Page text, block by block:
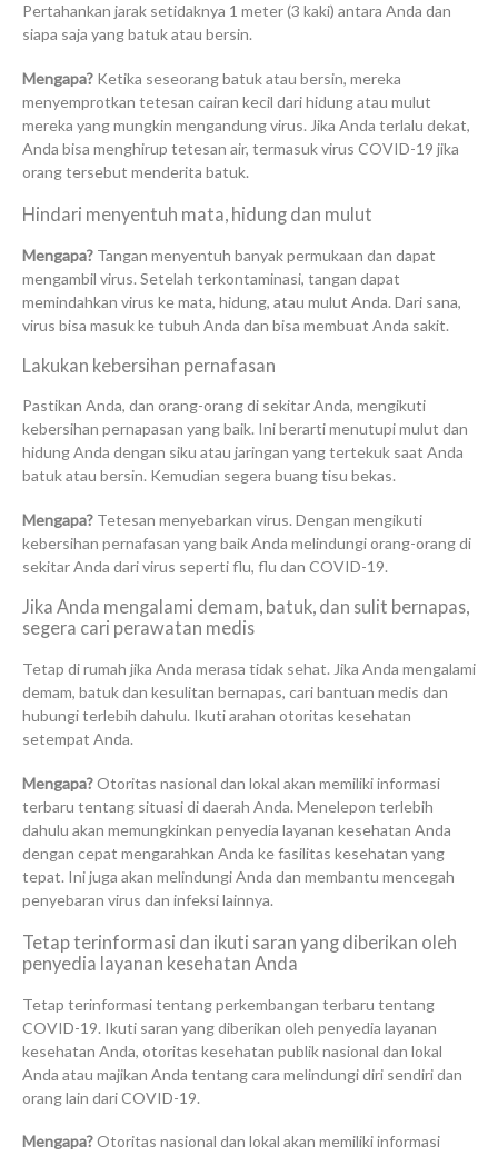
Pertahankan jarak setidaknya 1 meter (3 kaki) antara Anda dan
siapa saja yang batuk atau bersin.
Mengapa? Ketika seseorang batuk atau bersin, mereka
menyemprotkan tetesan cairan kecil dari hidung atau mulut
mereka yang mungkin mengandung virus. Jika Anda terlalu dekat,
Anda bisa menghirup tetesan air, termasuk virus COVID-19 jika
orang tersebut menderita batuk.
Hindari menyentuh mata, hidung dan mulut
Mengapa? Tangan menyentuh banyak permukaan dan dapat
mengambil virus. Setelah terkontaminasi, tangan dapat
memindahkan virus ke mata, hidung, atau mulut Anda. Dari sana,
virus bisa masuk ke tubuh Anda dan bisa membuat Anda sakit.
Lakukan kebersihan pernafasan
Pastikan Anda, dan orang-orang di sekitar Anda, mengikuti
kebersihan pernapasan yang baik. Ini berarti menutupi mulut dan
hidung Anda dengan siku atau jaringan yang tertekuk saat Anda
batuk atau bersin. Kemudian segera buang tisu bekas.
Mengapa? Tetesan menyebarkan virus. Dengan mengikuti
kebersihan pernafasan yang baik Anda melindungi orang-orang di
sekitar Anda dari virus seperti flu, flu dan COVID-19.
Jika Anda mengalami demam, batuk, dan sulit bernapas,
segera cari perawatan medis
Tetap di rumah jika Anda merasa tidak sehat. Jika Anda mengalami
demam, batuk dan kesulitan bernapas, cari bantuan medis dan
hubungi terlebih dahulu. Ikuti arahan otoritas kesehatan
setempat Anda.
Mengapa?Otoritas nasional dan lokal akan memiliki informasi
terbaru tentang situasi di daerah Anda. Menelepon terlebih
dahulu akan memungkinkan penyedia layanan kesehatan Anda
dengan cepat mengarahkan Anda ke fasilitas kesehatan yang
tepat. Ini juga akan melindungi Anda dan membantu mencegah
penyebaran virus dan infeksi lainnya.
Tetap terinformasi dan ikuti saran yang diberikan oleh
penyedia layanan kesehatan Anda
Tetap terinformasi tentang perkembangan terbaru tentang
COVID-19. Ikuti saran yang diberikan oleh penyedia layanan
kesehatan Anda, otoritas kesehatan publik nasional dan lokal
Anda atau majikan Anda tentang cara melindungi diri sendiri dan
orang lain dari COVID-19.
Mengapa?Otoritas nasional dan lokal akan memiliki informasi